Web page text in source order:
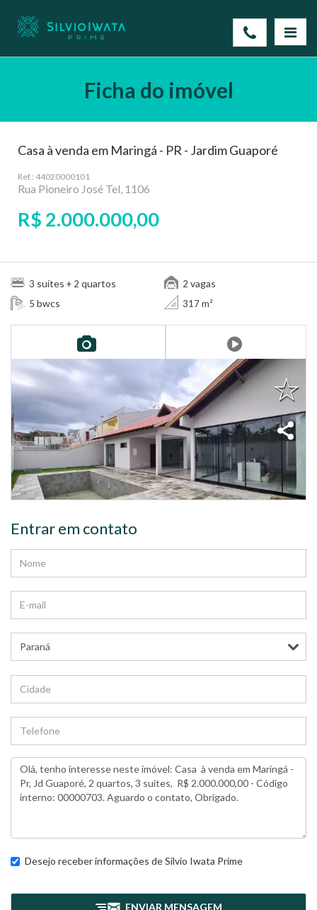
Ficha do imóvel
Casa à venda em Maringá - PR - Jardim Guaporé
Ref.: 44020000101
Rua Pioneiro José Tel, 1106
R$ 2.000.000,00
3 suítes + 2 quartos
5 bwcs
2vagas
317 m²
Entrar em contato
Desejo receber informações deSilvio Iwata Prime
ENVIAR MENSAGEM